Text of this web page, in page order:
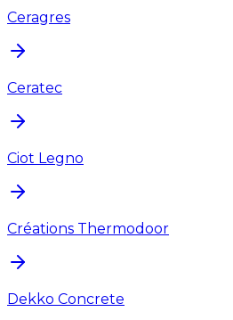
Ceragres
Ceratec
Ciot Legno
Créations Thermodoor
Dekko Concrete